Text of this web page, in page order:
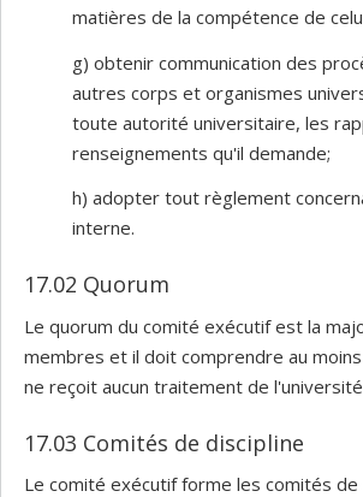
matières de la compétence de
g) obtenir communication des
autres corps et organismes
toute autorité universitaire, les
renseignements qu'il demande;
h) adopter tout règlement
interne.
17.02 Quorum
Le quorum du comité exécutif est la
membres et il doit comprendre au
ne reçoit aucun traitement de
17.03 Comités de discipline
Le comité exécutif forme les comités de